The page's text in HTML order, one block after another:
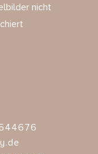
nicht